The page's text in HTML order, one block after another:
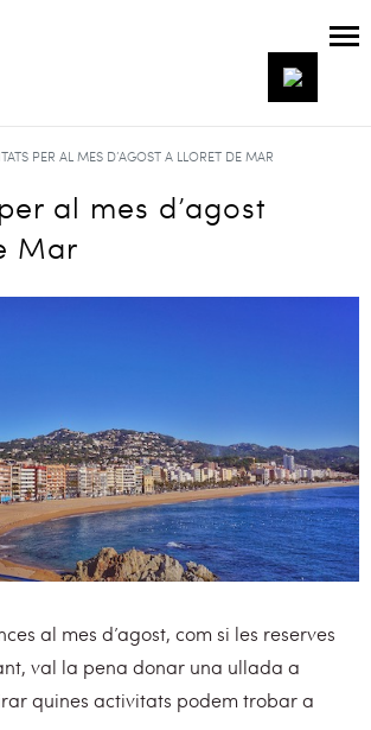
PER AL MES D’AGOST A LLORET DE MAR
al mes d’agost
Mar
al mes d’agost, com si les reserves
val la pena donar una ullada a
quines activitats podem trobar a